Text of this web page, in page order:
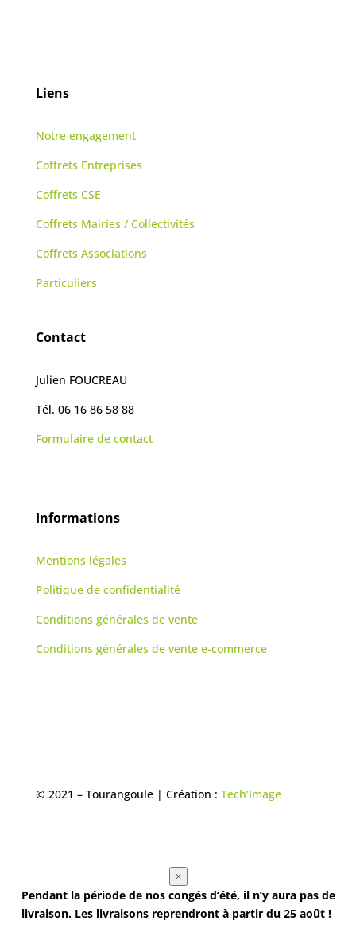
Liens
Notre engagement
Coffrets Entreprises
Coffrets CSE
Coffrets Mairies / Collectivités
Coffrets Associations
Particuliers
Contact
Julien FOUCREAU
Tél. 06 16 86 58 88
Formulaire de contact
Informations
Mentions légales
Politique de confidentialité
Conditions générales de vente
Conditions générales de vente e-commerce
© 2021 – Tourangoule | Création : Tech’Image
×
Pendant la période de nos congés d’été, il n’y aura pas de
livraison. Les livraisons reprendront à partir du 25 août !